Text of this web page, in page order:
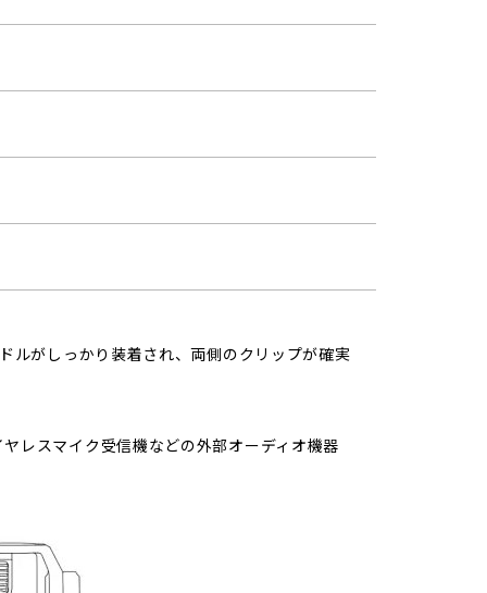
ルがしっかり装着され、両側のクリップが確実
レスマイク受信機などの外部オーディオ機器